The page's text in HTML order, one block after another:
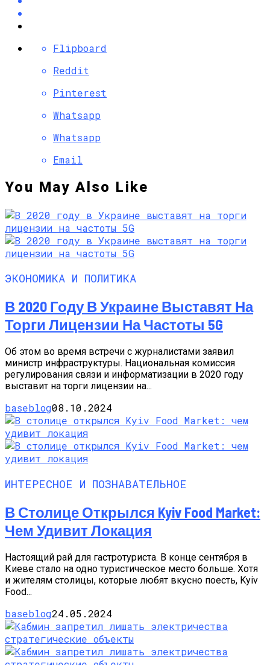
Flipboard
Reddit
Pinterest
Whatsapp
Whatsapp
Email
You May Also Like
ЭКОНОМИКА И ПОЛИТИКА
В 2020 Году В Украине Выставят На
Торги Лицензии На Частоты 5G
Об этом во время встречи с журналистами заявил
министр инфраструктуры. Национальная комиссия
регулирования связи и информатизации в 2020 году
выставит на торги лицензии на...
baseblog08.10.2024
ИНТЕРЕСНОЕ И ПОЗНАВАТЕЛЬНОЕ
В Столице Открылся Kyiv Food Market:
Чем Удивит Локация
Настоящий рай для гастротуриста. В конце сентября в
Киеве стало на одно туристическое место больше. Хотя
и жителям столицы, которые любят вкусно поесть, Kyiv
Food...
baseblog24.05.2024